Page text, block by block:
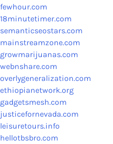
fewhour.com
18minutetimer.com
semanticseostars.com
mainstreamzone.com
growmarijuanas.com
webnshare.com
overlygeneralization.com
ethiopianetwork.org
gadgetsmesh.com
justicefornevada.com
leisuretours.info
hellotbsbro.com